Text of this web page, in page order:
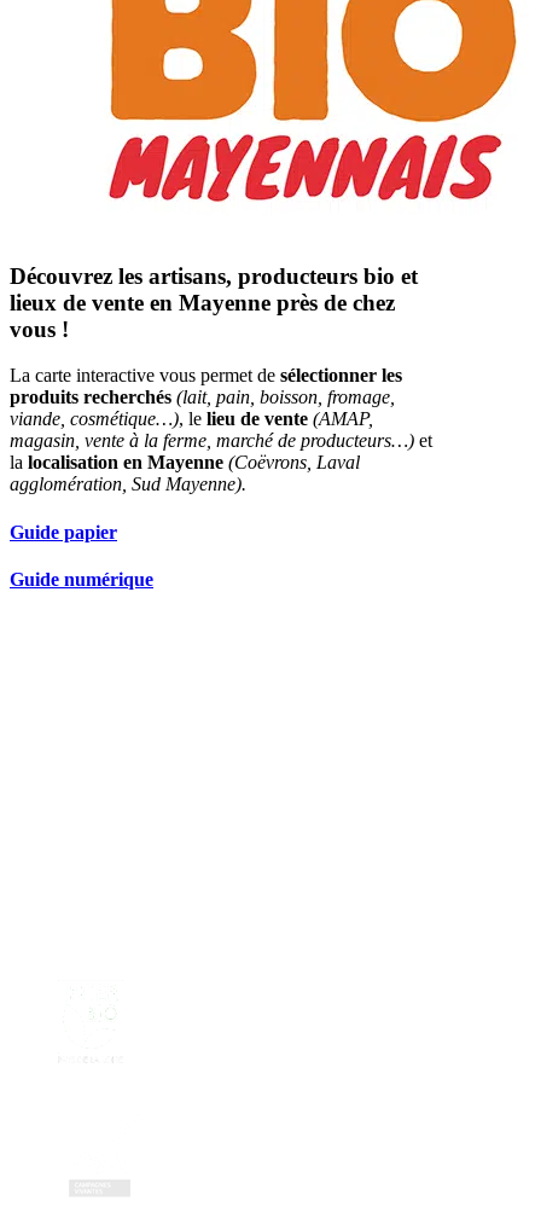
Découvrez les artisans, producteurs bio et
lieux de vente en Mayenne près de chez
vous !
La carte interactive vous permet de sélectionner les
produits recherchés (lait, pain, boisson, fromage,
viande, cosmétique…), le lieu de vente (AMAP,
magasin, vente à la ferme, marché de producteurs…) et
la localisation en Mayenne (Coëvrons, Laval
agglomération, Sud Mayenne).
Guide papier
Guide numérique